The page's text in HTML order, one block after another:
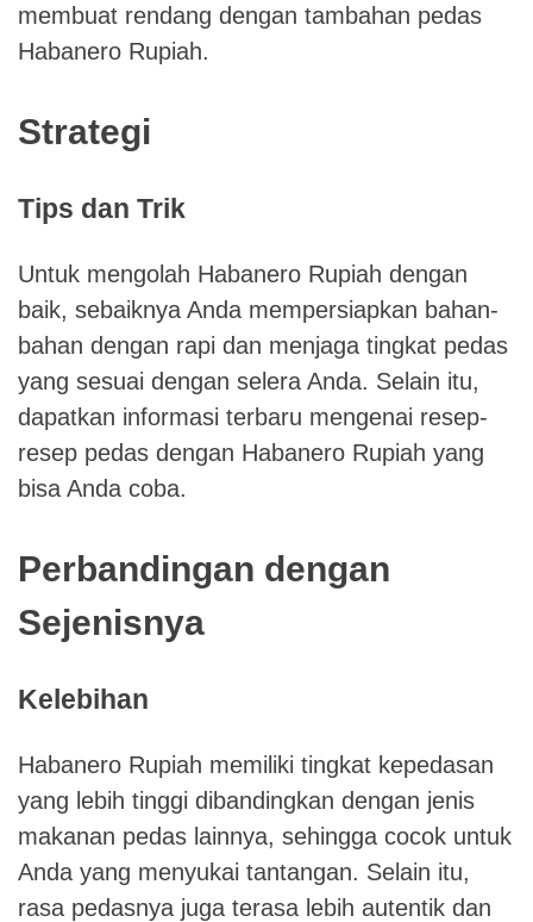
membuat rendang dengan tambahan pedas
Habanero Rupiah.
Strategi
Tips dan Trik
Untuk mengolah Habanero Rupiah dengan
baik, sebaiknya Anda mempersiapkan bahan-
bahan dengan rapi dan menjaga tingkat pedas
yang sesuai dengan selera Anda. Selain itu,
dapatkan informasi terbaru mengenai resep-
resep pedas dengan Habanero Rupiah yang
bisa Anda coba.
Perbandingan dengan
Sejenisnya
Kelebihan
Habanero Rupiah memiliki tingkat kepedasan
yang lebih tinggi dibandingkan dengan jenis
makanan pedas lainnya, sehingga cocok untuk
Anda yang menyukai tantangan. Selain itu,
rasa pedasnya juga terasa lebih autentik dan